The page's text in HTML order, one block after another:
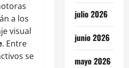
a los
visual
. Entre
se
julio 2026
junio 2026
mayo 2026